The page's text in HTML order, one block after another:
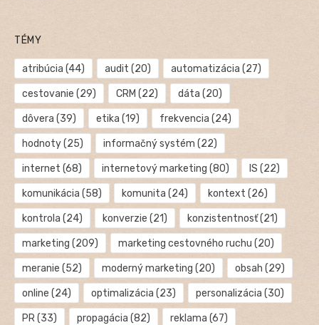
TÉMY
atribúcia (44) audit (20) automatizácia (27)
cestovanie (29) CRM (22) dáta (20)
dôvera (39) etika (19) frekvencia (24)
hodnoty(25) informačný systém (22)
internet (68) internetový marketing (80) IS (22)
komunikácia (58) komunita (24) kontext (26)
kontrola (24) konverzie (21) konzistentnosť(21)
marketing (209) marketing cestovného ruchu (20)
meranie (52) moderný marketing (20) obsah (29)
online (24) optimalizácia (23) personalizácia (30)
PR(33) propagácia (82) reklama (67)